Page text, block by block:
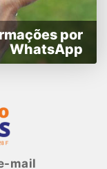
por
WhatsApp
mail